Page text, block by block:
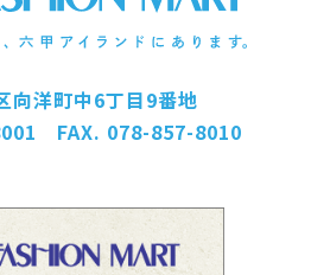
向洋町中6丁目9番地
FAX. 078-857-8010